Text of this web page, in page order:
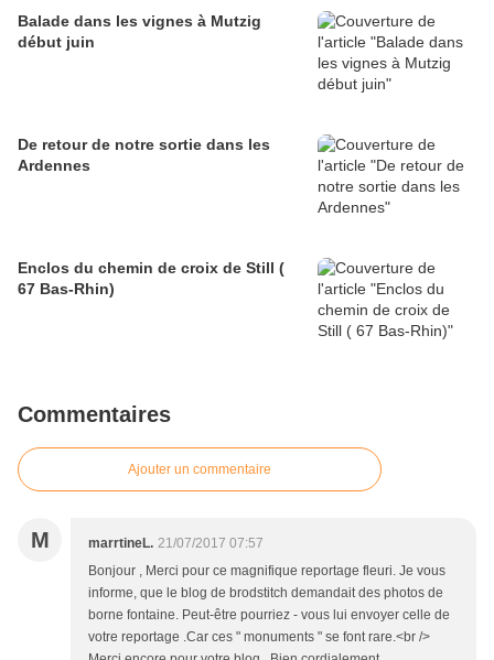
Balade dans les vignes à Mutzig
début juin
De retour de notre sortie dans les
Ardennes
Enclos du chemin de croix de Still (
67 Bas-Rhin)
Commentaires
Ajouter un commentaire
M marrtineL. 21/07/2017 07:57
Bonjour , Merci pour ce magnifique reportage fleuri. Je vous
informe, que le blog de brodstitch demandait des photos de
borne fontaine. Peut-être pourriez - vous lui envoyer celle de
votre reportage .Car ces " monuments " se font rare.<br />